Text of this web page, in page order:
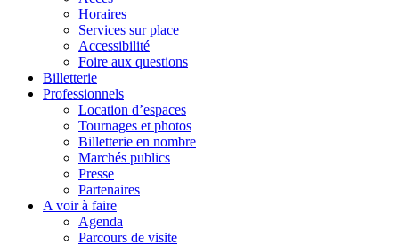
Horaires
Services sur place
Accessibilité
Foire aux questions
Billetterie
Professionnels
Location d’espaces
Tournages et photos
Billetterie en nombre
Marchés publics
Presse
Partenaires
A voir à faire
Agenda
Parcours de visite